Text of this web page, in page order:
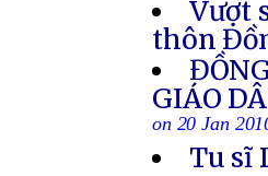
Vượt
thôn
GIÁO
on 20 Jan
Tu sĩ